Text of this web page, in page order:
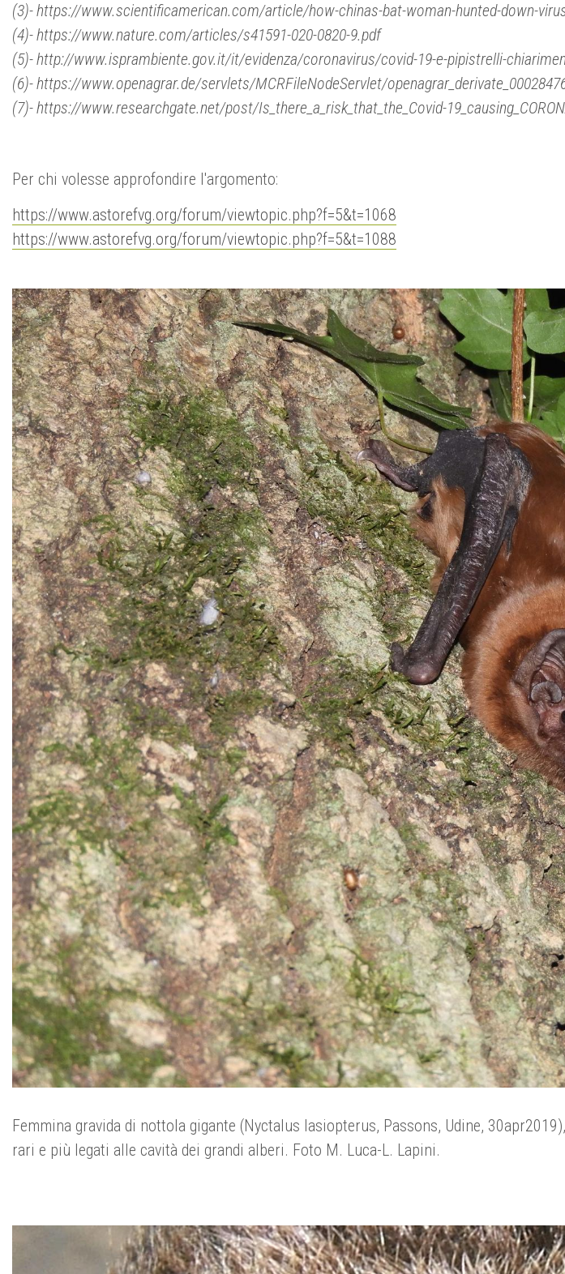
(3)- https://www.scientificamerican.com/article/how-chinas-bat-woman-hunted-down-
(4)- https://www.nature.com/articles/s41591-020-0820-9.pdf
(5)- http://www.isprambiente.gov.it/it/evidenza/coronavirus/covid-19-e-pipistrelli-
(6)- https://www.openagrar.de/servlets/MCRFileNodeServlet/
(7)- https://www.researchgate.net/post/Is_there_a_risk_that_the_Covid-
Per chi volesse approfondire l'argomento:
https://www.astorefvg.org/forum/viewtopic.php?f=5&t=1068
https://www.astorefvg.org/forum/viewtopic.php?f=5&t=1088
Femmina gravida di nottola gigante (Nyctalus lasiopterus, Passons, Udine,
rari e più legati alle cavità dei grandi alberi. Foto M. Luca-L. Lapini.